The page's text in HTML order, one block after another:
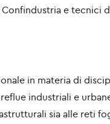
e tecnici
in materia di
industriali e
sia alle reti